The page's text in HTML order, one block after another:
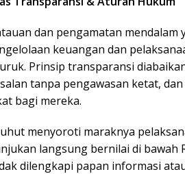
dan pengamatan mendalam
keuangan dan
Prinsip transparansi
tanpa pengawasan ketat,
bagi mereka.
menyoroti maraknya
langsung bernilai di bawah
dilengkapi papan informasi